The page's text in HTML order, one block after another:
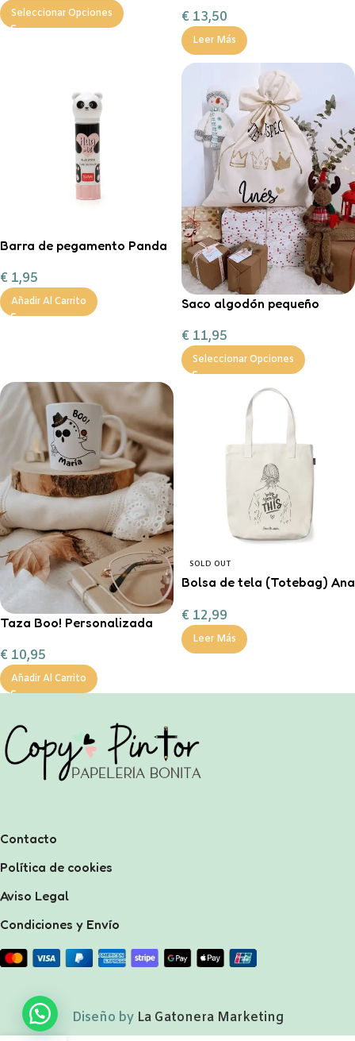
Seleccionar Opciones € 13,50
Leer Más
Barra de pegamento Panda
€ 1,95
Añadir Al Carrito
Saco algodón pequeño
Magos”
€ 11,95
Seleccionar Opciones
Taza Boo! Personalizada
€ 10,95
Añadir Al Carrito
SOLD OUT
Bolsa de tela (Totebag) Ana
€ 12,99
Leer Más
Contacto
Política de cookies
Aviso Legal
Condiciones y Envío
Diseño by La Gatonera Marketing